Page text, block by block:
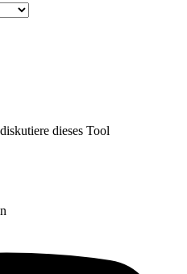
dieses Tool